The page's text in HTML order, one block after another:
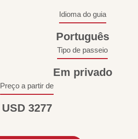
Idioma do guia
Português
Tipo de passeio
Em privado
Preço a partir de
USD 3277